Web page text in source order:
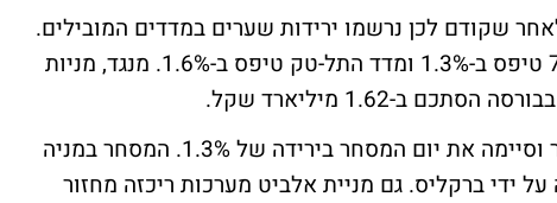
שקודם לכן נרשמו ירידות שערים במדדים המובילים.
מדד ת"א 25 התחזק קלות ב-0.2%, מדד ת"א 75 טיפס ב-1.3% ומדד התל-טק טיפס ב-1.6%. מנגד, מניות
מניית כיל ריכזה את מחזור המסחר הגבוה ביותר וסיימה את יום המסחר בירידה של 1.3%. המסחר במניה
ידי ברקליס. גם מניית אלביט מערכות ריכזה מחזור